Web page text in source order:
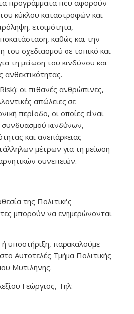
τα προγράμματα που αφορούν
κύκλου καταστροφών και
ετοιμότητα,
καθώς και την
σχεδιασμού σε τοπικό και
τη μείωση του κινδύνου και
ανθεκτικότητας.
οι πιθανές ανθρώπινες,
απώλειες σε
περίοδο, οι οποίες είναι
κινδύνων,
και ανεπάρκειας
μέτρων για τη μείωση
συνεπειών.
της Πολιτικής
μπορούν να ενημερώνονται
ή υποστήριξη, παρακαλούμε
Αυτοτελές Τμήμα Πολιτικής
Μυτιλήνης.
Γεώργιος, Τηλ: